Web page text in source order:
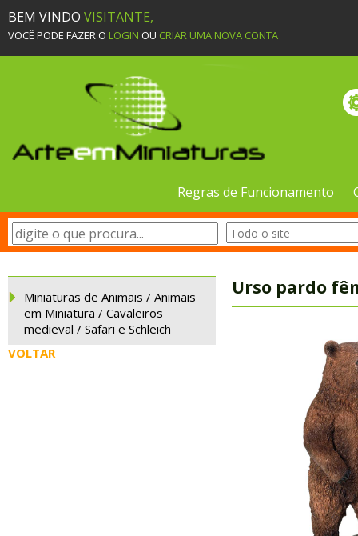
BEM VINDO VISITANTE,
VOCÊ PODE FAZER O LOGIN OU CRIAR UMA NOVA CONTA
Regras de Funcionamento
Miniaturas de Animais / Animais
em Miniatura / Cavaleiros
medieval / Safari e Schleich
VOLTAR
Urso pardo